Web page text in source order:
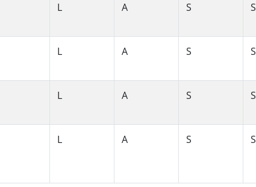
L A S S
L A S S
L A S S
L A S S